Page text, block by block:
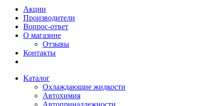
Акции
Производители
Вопрос-ответ
О магазине
Отзывы
Контакты
Каталог
Охлаждающие жидкости
Автохимия
Автопринадлежности